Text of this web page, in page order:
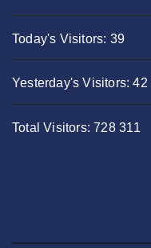
Today's Visitors: 39
Yesterday's Visitors:42
Total Visitors:728 311